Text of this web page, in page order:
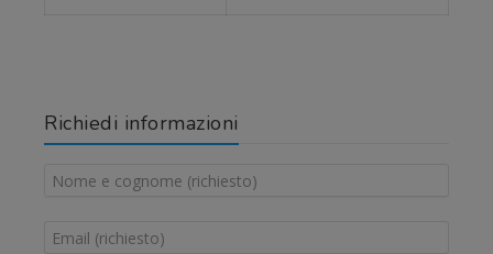
Richiedi informazioni